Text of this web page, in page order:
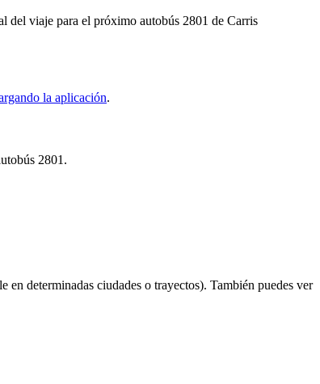
del viaje para el próximo autobús 2801 de Carris
la aplicación.
2801.
en determinadas ciudades o trayectos). También puedes ver